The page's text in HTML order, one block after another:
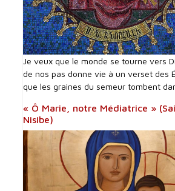
Je veux que le monde se tourne vers
de nos pas donne vie à un verset des
que les graines du semeur tombent
« Ô Marie, notre Médiatrice »
Nisibe)